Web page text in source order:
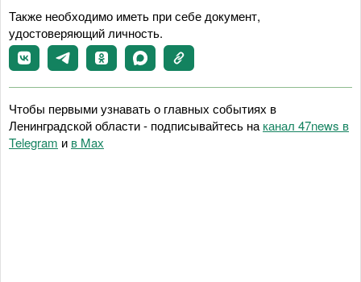
Также необходимо иметь при себе документ,
удостоверяющий личность.
Чтобы первыми узнавать о главных событиях в
Ленинградской области - подписывайтесь на канал 47news в
Telegram и в Maх